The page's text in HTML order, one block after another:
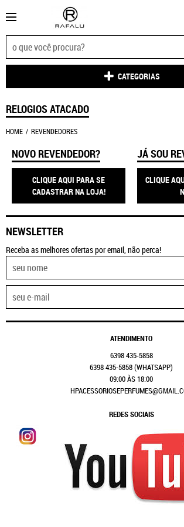
CATEGORIAS
RELOGIOS ATACADO
HOME REVENDEDORES
NOVO REVENDEDOR?
CLIQUE AQUI PARA SE
CADASTRAR NA LOJA!
JÁ SOU
CLIQUE
NEWSLETTER
Receba as melhores ofertas por email, não perca!
ATENDIMENTO
6398435-5858
6398435-5858(WHATSAPP)
09:00 ÀS 18:00
REDES SOCIAIS